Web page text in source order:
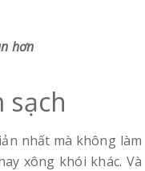
hơn
nhất mà không làm
xông khói khác. Và